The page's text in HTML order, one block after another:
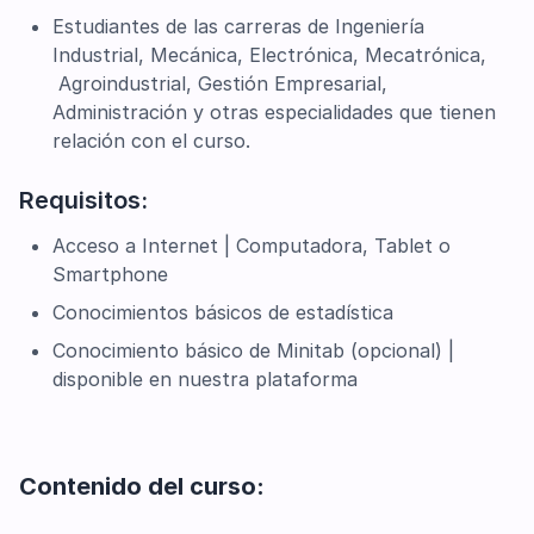
Estudiantes de las carreras de Ingeniería
Industrial, Mecánica, Electrónica, Mecatrónica,
Agroindustrial, Gestión Empresarial,
Administración y otras especialidades que tienen
relación con el curso.
Requisitos:
Acceso a Internet | Computadora, Tablet o
Smartphone
Conocimientos básicos de estadística
Conocimiento básico de Minitab (opcional) |
disponible en nuestra plataforma
Contenido del curso: